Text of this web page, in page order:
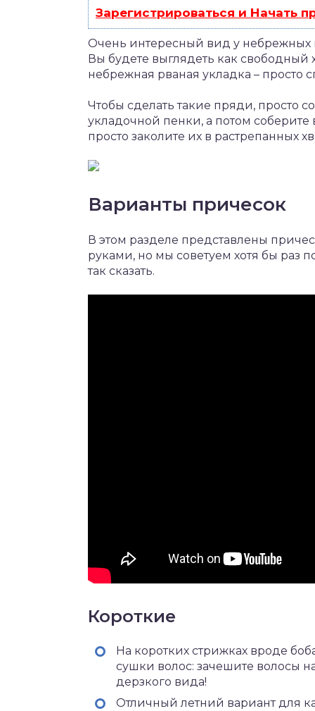
Зарегистрироваться и Начать
Очень интересный вид у небрежных
Вы будете выглядеть как свободный
небрежная рваная укладка – просто
Чтобы сделать такие пряди, просто
укладочной пенки, а потом
просто заколите их в растрепанных
Варианты причесок
В этом разделе представлены
руками, но мы советуем хотя бы раз
так сказать.
Короткие
На коротких стрижках вроде
сушки волос: зачешите волосы
дерзкого вида!
Отличный летний вариант для